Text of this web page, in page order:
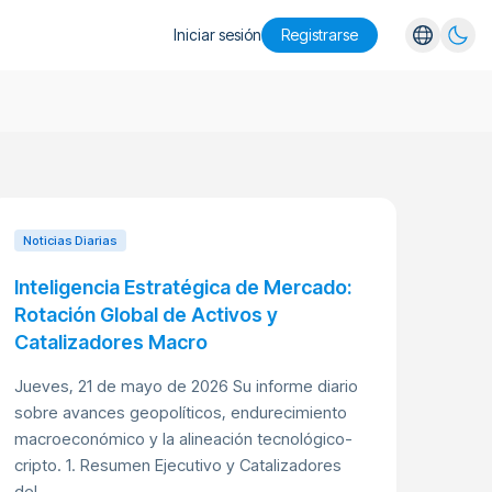
Iniciar sesión Registrarse
Noticias Diarias
Inteligencia Estratégica de Mercado:
Rotación Global de Activos y
Catalizadores Macro
Jueves, 21 de mayo de 2026 Su informe diario
sobre avances geopolíticos, endurecimiento
macroeconómico y la alineación tecnológico-
cripto. 1. Resumen Ejecutivo y Catalizadores